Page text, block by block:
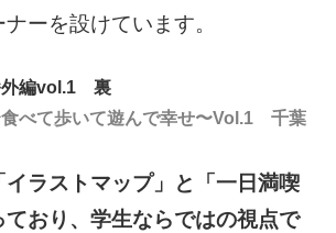
ーを設けています。
べて歩いて遊んで幸せ〜Vol.1 千葉
イラストマップ」と「一日満喫
ており、学生ならではの視点で